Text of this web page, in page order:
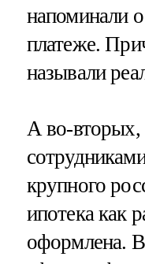
напоминали
платеже.
называли
А во-вторых,
крупного
ипотека как
оформлена.